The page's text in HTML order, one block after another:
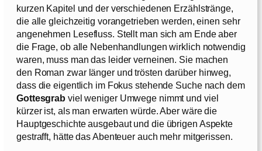
kurzen Kapitel und der verschiedenen Erzählstränge,
die alle gleichzeitig vorangetrieben werden, einen sehr
angenehmen Lesefluss. Stellt man sich am Ende aber
die Frage, ob alle Nebenhandlungen wirklich notwendig
waren, muss man das leider verneinen. Sie machen
den Roman zwar länger und trösten darüber hinweg,
dass die eigentlich im Fokus stehende Suche nach dem
Gottesgrab viel weniger Umwege nimmt und viel
kürzer ist, als man erwarten würde. Aber wäre die
Hauptgeschichte ausgebaut und die übrigen Aspekte
gestrafft, hätte das Abenteuer auch mehr mitgerissen.